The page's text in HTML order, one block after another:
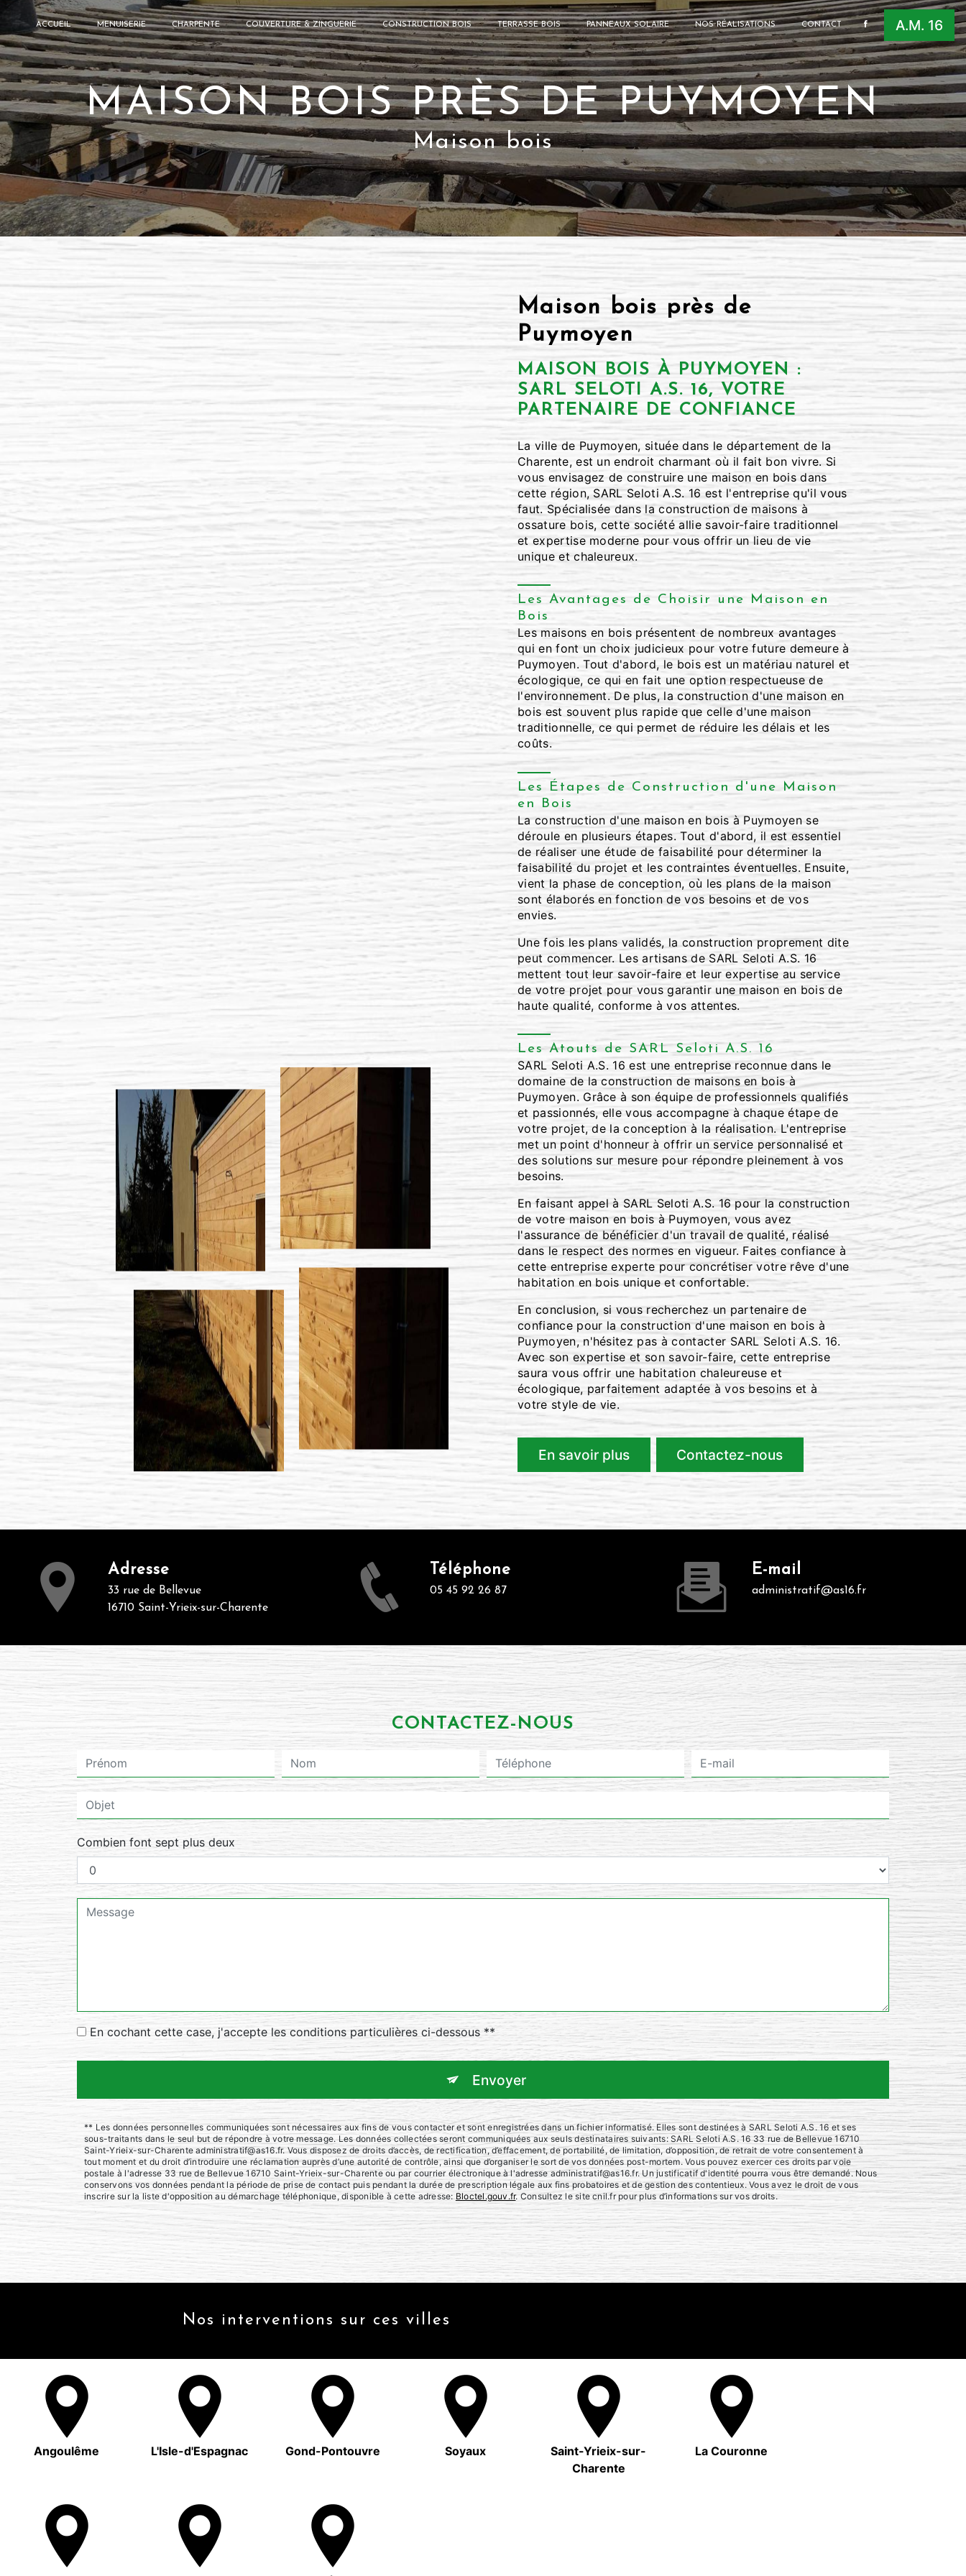
ACCUEIL MENUISERIE CHARPENTE COUVERTURE & ZINGUERIE CONSTRUCTION BOIS TERRASSE BOIS PANNEAUX SOLAIRE NOS RÉALISATIONS CONTACT A.M. 16
MAISON BOIS PRÈS DE PUYMOYEN
Maison bois
Maison bois près de
Puymoyen
MAISON BOIS À PUYMOYEN :
SARL SELOTI A.S. 16, VOTRE
PARTENAIRE DE CONFIANCE
La ville de Puymoyen, située dans le département de la
Charente, est un endroit charmant où il fait bon vivre. Si
vous envisagez de construire une maison en bois dans
cette région, SARL Seloti A.S. 16 est l'entreprise qu'il vous
faut. Spécialisée dans la construction de maisons à
ossature bois, cette société allie savoir-faire traditionnel
et expertise moderne pour vous offrir un lieu de vie
unique et chaleureux.
Les Avantages de Choisir une Maison en
Bois
Les maisons en bois présentent de nombreux avantages
qui en font un choix judicieux pour votre future demeure à
Puymoyen. Tout d'abord, le bois est un matériau naturel et
écologique, ce qui en fait une option respectueuse de
l'environnement. De plus, la construction d'une maison en
bois est souvent plus rapide que celle d'une maison
traditionnelle, ce qui permet de réduire les délais et les
coûts.
Les Étapes de Construction d'une Maison
en Bois
La construction d'une maison en bois à Puymoyen se
déroule en plusieurs étapes. Tout d'abord, il est essentiel
de réaliser une étude de faisabilité pour déterminer la
faisabilité du projet et les contraintes éventuelles. Ensuite,
vient la phase de conception, où les plans de la maison
sont élaborés en fonction de vos besoins et de vos
envies.
Une fois les plans validés, la construction proprement dite
peut commencer. Les artisans de SARL Seloti A.S. 16
mettent tout leur savoir-faire et leur expertise au service
de votre projet pour vous garantir une maison en bois de
haute qualité, conforme à vos attentes.
Les Atouts de SARL Seloti A.S. 16
SARL Seloti A.S. 16 est une entreprise reconnue dans le
domaine de la construction de maisons en bois à
Puymoyen. Grâce à son équipe de professionnels qualifiés
et passionnés, elle vous accompagne à chaque étape de
votre projet, de la conception à la réalisation. L'entreprise
met un point d'honneur à offrir un service personnalisé et
des solutions sur mesure pour répondre pleinement à vos
besoins.
En faisant appel à SARL Seloti A.S. 16 pour la construction
de votre maison en bois à Puymoyen, vous avez
l'assurance de bénéficier d'un travail de qualité, réalisé
dans le respect des normes en vigueur. Faites confiance à
cette entreprise experte pour concrétiser votre rêve d'une
habitation en bois unique et confortable.
En conclusion, si vous recherchez un partenaire de
confiance pour la construction d'une maison en bois à
Puymoyen, n'hésitez pas à contacter SARL Seloti A.S. 16.
Avec son expertise et son savoir-faire, cette entreprise
saura vous offrir une habitation chaleureuse et
écologique, parfaitement adaptée à vos besoins et à
votre style de vie.
En savoir plus Contactez-nous
Adresse
33 rue de Bellevue
16710 Saint-Yrieix-sur-Charente
Téléphone
05 45 92 26 87
E-mail
administratif@as16.fr
CONTACTEZ-NOUS
Combien font sept plus deux
En cochant cette case, j'accepte les conditions particulières ci-dessous **
Envoyer
** Les données personnelles communiquées sont nécessaires aux fins de vous contacter et sont enregistrées dans un fichier informatisé. Elles sont destinées à SARL Seloti A.S. 16 et ses
sous-traitants dans le seul but de répondre à votre message. Les données collectées seront communiquées aux seuls destinataires suivants: SARL Seloti A.S. 16 33 rue de Bellevue 16710
Saint-Yrieix-sur-Charente administratif@as16.fr. Vous disposez de droits d’accès, de rectification, d’effacement, de portabilité, de limitation, d’opposition, de retrait de votre consentement à
tout moment et du droit d’introduire une réclamation auprès d’une autorité de contrôle, ainsi que d’organiser le sort de vos données post-mortem. Vous pouvez exercer ces droits par voie
postale à l'adresse 33 rue de Bellevue 16710 Saint-Yrieix-sur-Charente ou par courrier électronique à l'adresse administratif@as16.fr. Un justificatif d'identité pourra vous être demandé. Nous
conservons vos données pendant la période de prise de contact puis pendant la durée de prescription légale aux fins probatoires et de gestion des contentieux. Vous avez le droit de vous
inscrire sur la liste d'opposition au démarchage téléphonique, disponible à cette adresse: Bloctel.gouv.fr. Consultez le site cnil.fr pour plus d’informations sur vos droits.
Nos interventions sur ces villes
Angoulême L'Isle-d'Espagnac Gond-Pontouvre Soyaux
Saint-Yrieix-sur-
Charente
La Couronne
Panneau de gestion des cookies